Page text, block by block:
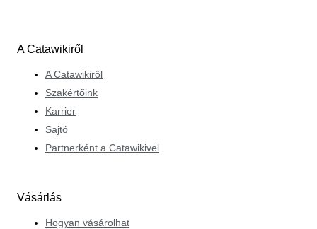
A Catawikiről
A Catawikiről
Szakértőink
Karrier
Sajtó
Partnerként a Catawikivel
Vásárlás
Hogyan vásárolhat